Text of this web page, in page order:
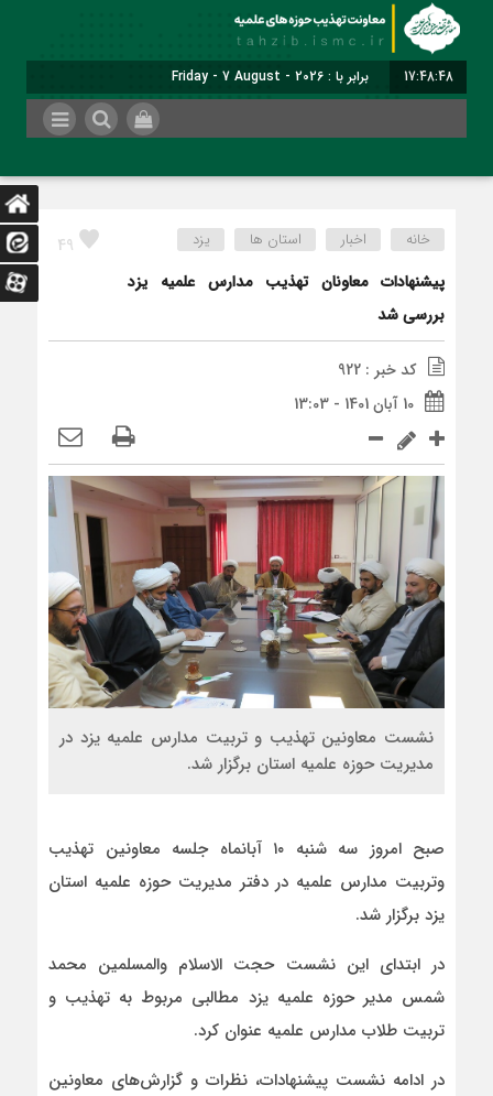
17:48:48 برابر با : Friday - 7 August - 2026
49 خانه اخبار استان ها یزد
پیشنهادات معاونان تهذیب مدارس علمیه یزد
بررسی شد
کد خبر : 922
10 آبان 1401 - 13:03
نشست معاونین تهذیب و تربیت مدارس علمیه یزد در
مدیریت حوزه علمیه استان برگزار شد.
صبح امروز سه شنبه ١٠ آبانماه جلسه معاونین تهذیب
وتربیت مدارس علمیه در دفتر مدیریت حوزه علمیه استان
یزد برگزار شد.
در ابتدای این نشست حجت الاسلام والمسلمین محمد
شمس مدیر حوزه علمیه یزد مطالبی مربوط به تهذیب و
تربیت طلاب مدارس علمیه عنوان کرد.
در ادامه نشست پیشنهادات، نظرات و گزارش‌های معاونین